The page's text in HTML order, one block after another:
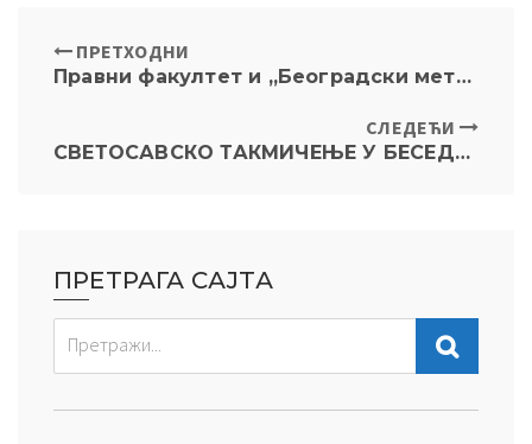
ПРЕТХОДНИ
Правни факултет и „Београдски метро и воз“ потписали Споразум о сарадњи
СЛЕДЕЋИ
СВЕТОСАВСКО ТАКМИЧЕЊЕ У БЕСЕДНИШТВУ 2024. ГОДИНЕ
ПРЕТРАГА САЈТА